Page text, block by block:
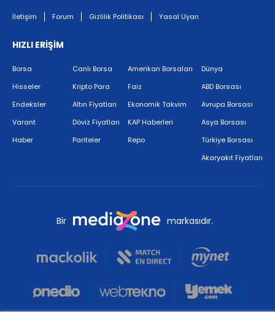
İletişim Forum Gizlilik Politikası Yasal Uyarı
HIZLI ERİŞİM
Borsa
Hisseler
Endeksler
Varant
Haber
Canlı Borsa
Kripto Para
Altın Fiyatları
Döviz Fiyatları
Pariteler
Amerikan Borsaları
Faiz
Ekonomik Takvim
KAP Haberleri
Repo
Dünya
ABD Borsası
Avrupa Borsası
Asya Borsası
Türkiye Borsası
Akaryakıt Fiyatları
Bir markasıdır.